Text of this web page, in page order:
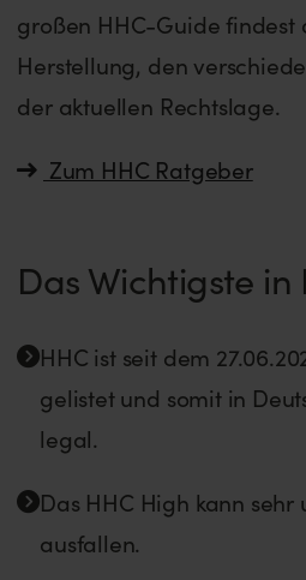
großen HHC-Guide findest
Herstellung, den
der aktuellen Rechtslage.
Zum HHC Ratgeber
Das Wichtigste in
HHC ist seit dem
gelistet und somit in
legal.
Das HHC High kann
ausfallen.